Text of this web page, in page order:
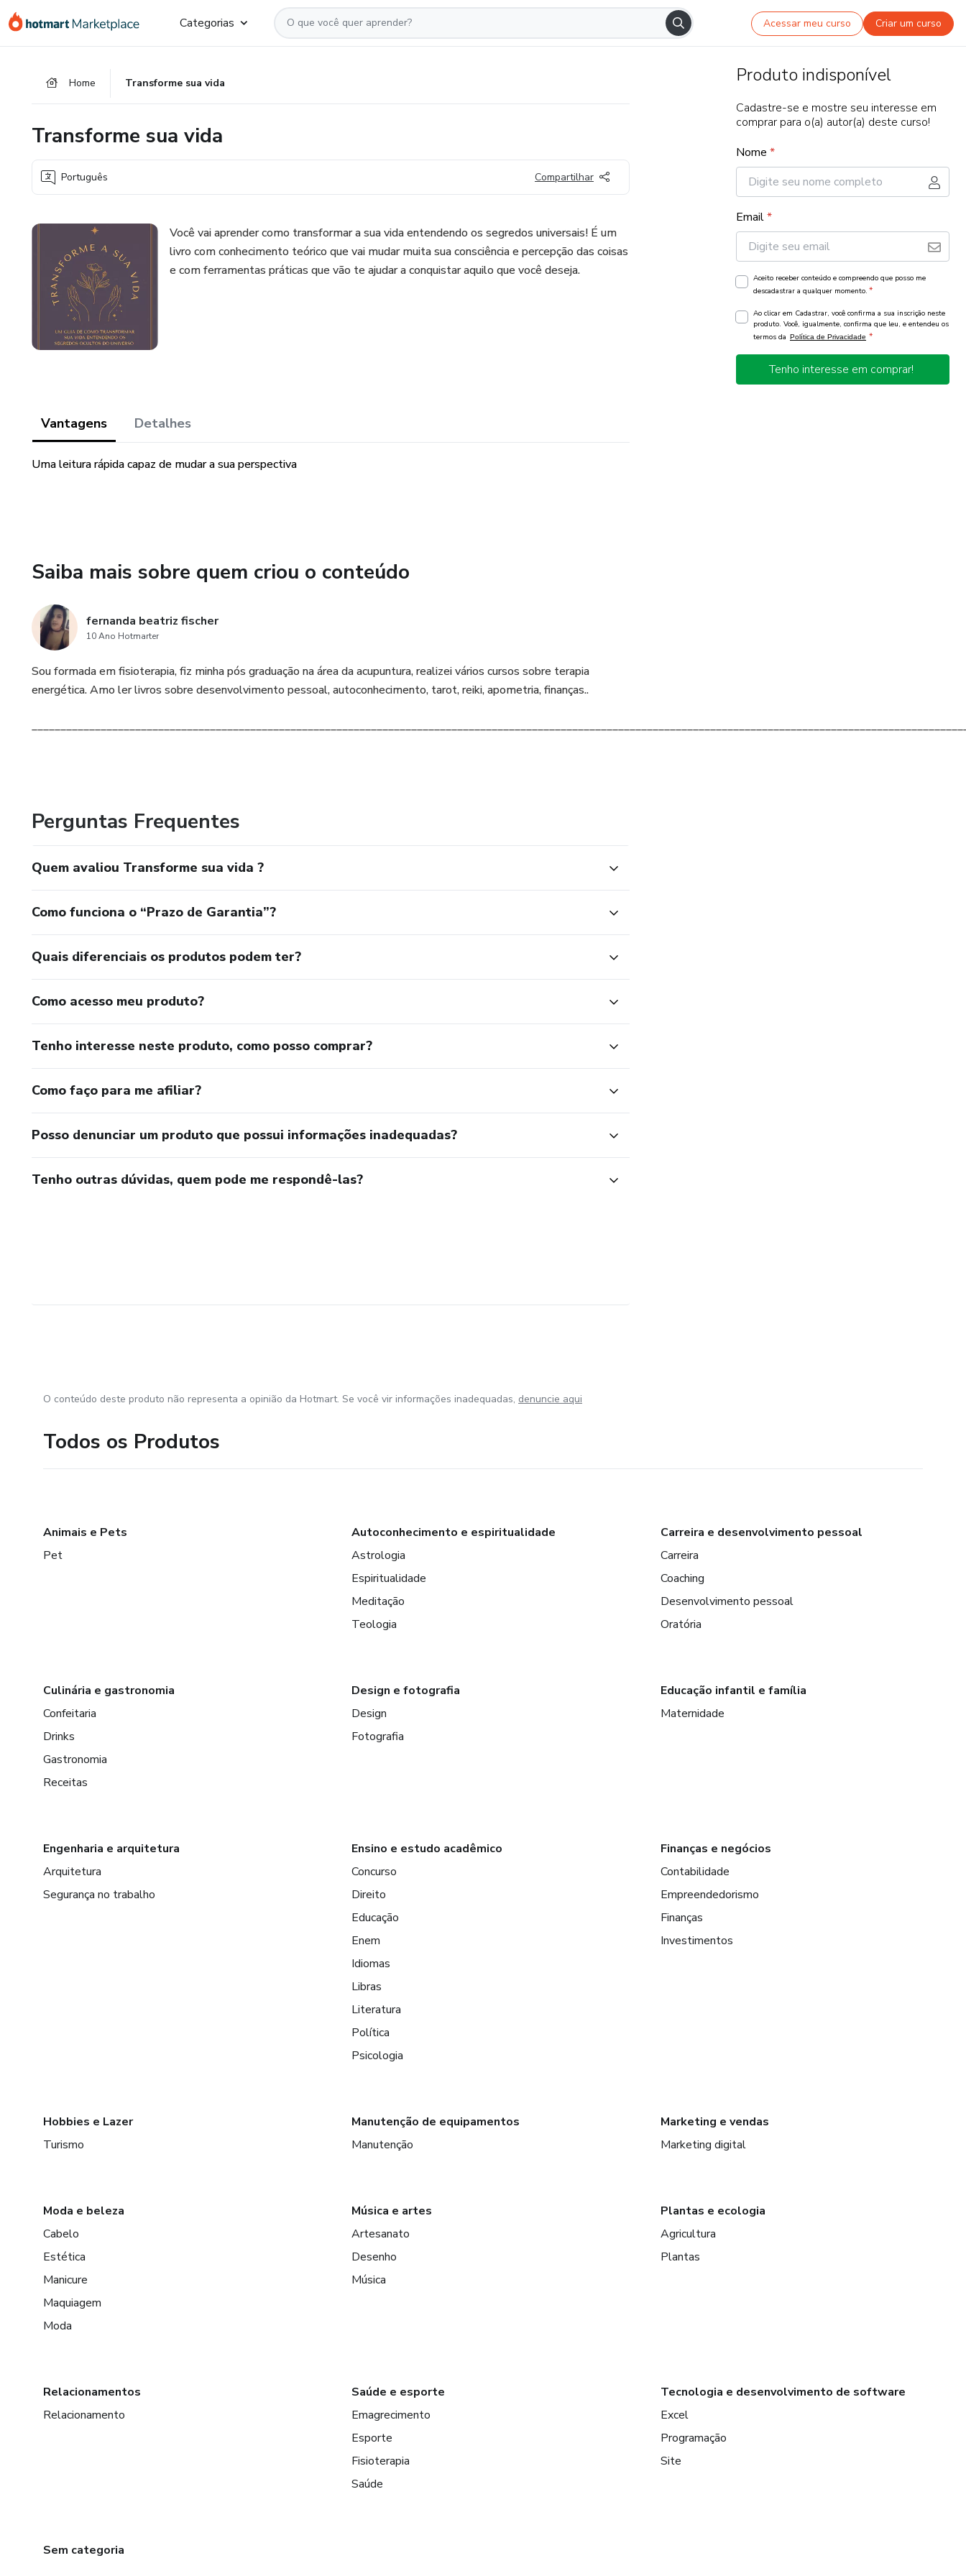
para
para
para
Categorias Acessar meu curso Criar um curso
Home Transforme sua vida
Transforme sua vida
Português Compartilhar
Você vai aprender como transformar a sua vida entendendo os segredos universais! É um
livro com conhecimento teórico que vai mudar muita sua consciência e percepção das coisas
e com ferramentas práticas que vão te ajudar a conquistar aquilo que você deseja.
Vantagens Detalhes
Uma leitura rápida capaz de mudar a sua perspectiva
Saiba mais sobre quem criou o conteúdo
fernanda beatriz fischer
10 Ano Hotmarter
Sou formada em fisioterapia, fiz minha pós graduação na área da acupuntura, realizei vários cursos sobre terapia
energética. Amo ler livros sobre desenvolvimento pessoal, autoconhecimento, tarot, reiki, apometria, finanças..
Perguntas Frequentes
Quem avaliou Transforme sua vida ?
Como funciona o “Prazo de Garantia”?
Quais diferenciais os produtos podem ter?
Como acesso meu produto?
Tenho interesse neste produto, como posso comprar?
Como faço para me afiliar?
Posso denunciar um produto que possui informações inadequadas?
Tenho outras dúvidas, quem pode me respondê-las?
Produto indisponível
Cadastre-se e mostre seu interesse em
comprar para o(a) autor(a) deste curso!
Nome *
Email*
Aceito receber conteúdo e compreendo que posso me
descadastrar a qualquer momento. *
Ao clicar em Cadastrar, você confirma a sua inscrição neste
produto. Você, igualmente, confirma que leu, e entendeu os
termos da Política de Privacidade *
Tenho interesse em comprar!
O conteúdo deste produto não representa a opinião da Hotmart. Se você vir informações inadequadas, denuncie aqui
Todos os Produtos
Animais e Pets
Pet
Autoconhecimento e espiritualidade
Astrologia
Espiritualidade
Meditação
Teologia
Carreira e desenvolvimento pessoal
Carreira
Coaching
Desenvolvimento pessoal
Oratória
Culinária e gastronomia
Confeitaria
Drinks
Gastronomia
Receitas
Design e fotografia
Design
Fotografia
Educação infantil e família
Maternidade
Engenharia e arquitetura
Arquitetura
Segurança no trabalho
Ensino e estudo acadêmico
Concurso
Direito
Educação
Enem
Idiomas
Libras
Literatura
Política
Psicologia
Finanças e negócios
Contabilidade
Empreendedorismo
Finanças
Investimentos
Hobbies e Lazer
Turismo
Manutenção de equipamentos
Manutenção
Marketing e vendas
Marketing digital
Moda e beleza
Cabelo
Estética
Manicure
Maquiagem
Moda
Música e artes
Artesanato
Desenho
Música
Plantas e ecologia
Agricultura
Plantas
Relacionamentos
Relacionamento
Saúde e esporte
Emagrecimento
Esporte
Fisioterapia
Saúde
Tecnologia e desenvolvimento de software
Excel
Programação
Site
Sem categoria